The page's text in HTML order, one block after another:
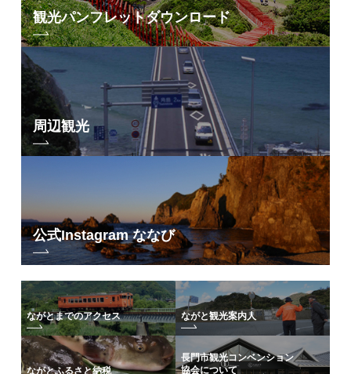
観光パンフレットダウンロード
周辺観光
公式Instagram ななび
ながとまでのアクセス ながと観光案内人
ながとふるさと納税
長門市観光コンベンション
協会について